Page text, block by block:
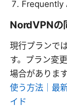
Frequently
NordVPNの
現行プランで
す。プラン変
場合がありま
使う方法｜最
イド